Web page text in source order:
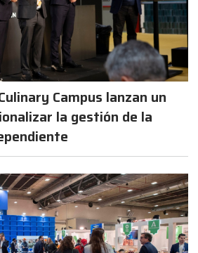
Campus lanzan un
la gestión de la